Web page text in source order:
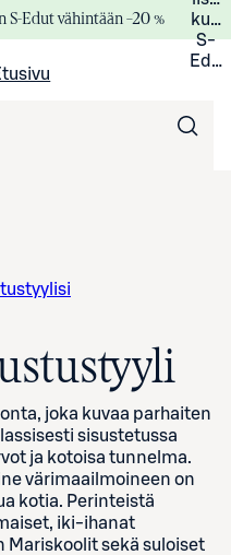
S-Edut vähintään –20 %
S-
joka kuvaa parhaiten
sisustetussa
ja kotoisa tunnelma.
värimaailmoineen on
kotia. Perinteistä
iki-ihanat
sekä suloiset